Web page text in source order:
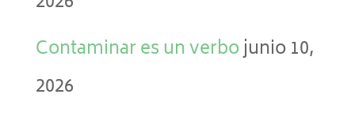
Contaminar es un verbojunio 10,
2026